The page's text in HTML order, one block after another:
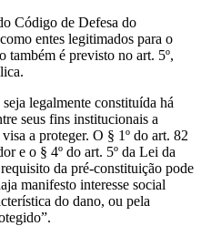
Código de Defesa do
entes legitimados para o
também é previsto no art. 5º,
legalmente constituída há
seus fins institucionais a
a proteger. O § 1º do art. 82
e o § 4º do art. 5º da Lei da
da pré-constituição pode
manifesto interesse social
do dano, ou pela